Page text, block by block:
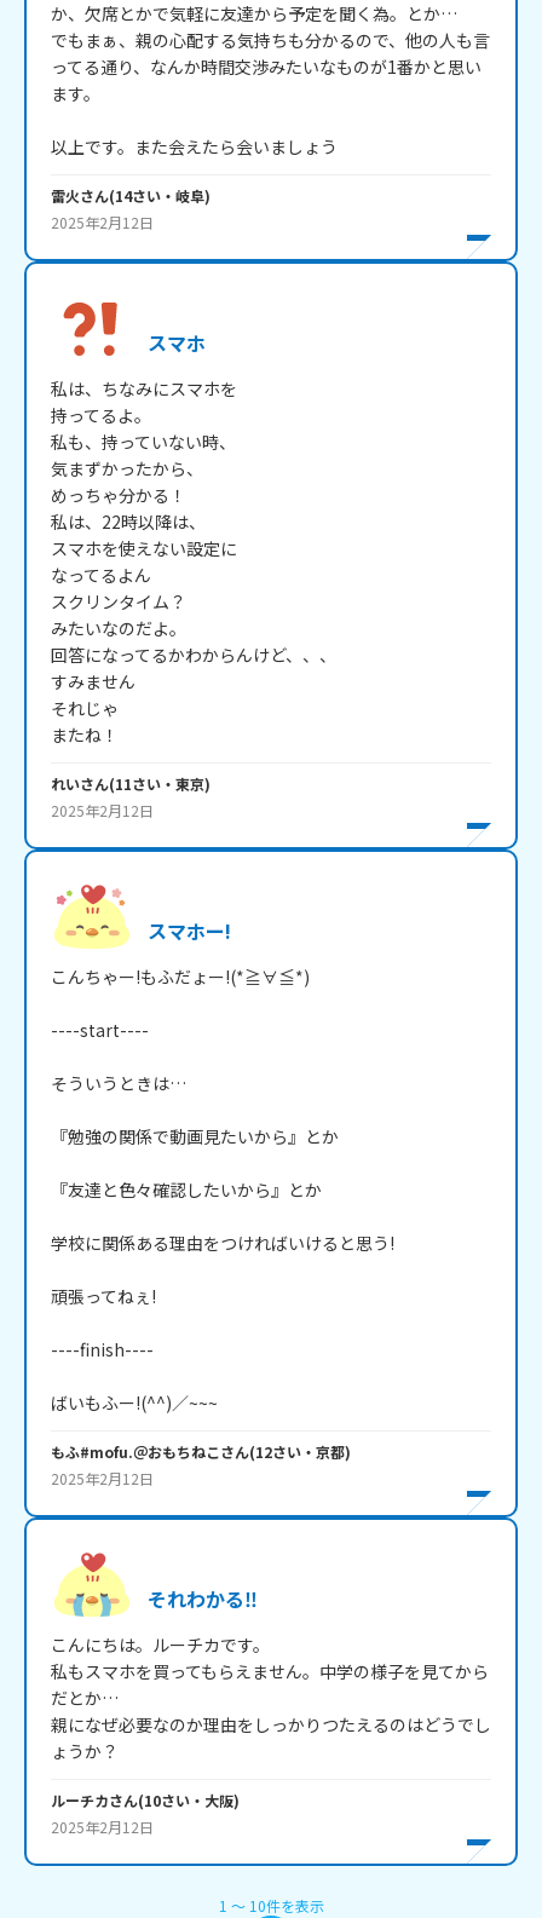
か、欠席とかで気軽に友達から予定を聞く為。とか…
でもまぁ、親の心配する気持ちも分かるので、他の人も言
ってる通り、なんか時間交渉みたいなものが1番かと思い
ます。
以上です。また会えたら会いましょう
雷火さん(14さい・ 岐阜)
2025年2月12日
スマホ
私は、ちなみにスマホを
持ってるよ。
私も、持っていない時、
気まずかったから、
めっちゃ分かる！
私は、22時以降は、
スマホを使えない設定に
なってるよん
スクリンタイム？
みたいなのだよ。
回答になってるかわからんけど、、、
すみません
それじゃ
またね！
れいさん(11さい・ 東京)
2025年2月12日
スマホー!
こんちゃー!もふだょー!(*≧∀≦*)
----start----
そういうときは…
『勉強の関係で動画見たいから』とか
『友達と色々確認したいから』とか
学校に関係ある理由をつければいけると思う!
頑張ってねぇ!
----finish----
もふ#mofu.＠おもちねこさん(12さい・ 京都)
2025年2月12日
それわかる‼️
こんにちは。ルーチカです。
私もスマホを買ってもらえません。中学の様子を見てから
だとか…
親になぜ必要なのか理由をしっかりつたえるのはどうでし
ルーチカさん(10さい・ 大阪)
2025年2月12日
1 〜 10件を表示